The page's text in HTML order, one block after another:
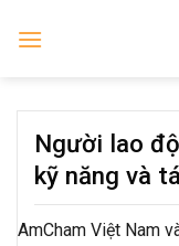
Người lao
kỹ năng và
AmCham Việt Nam